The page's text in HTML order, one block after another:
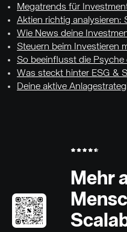
Megatrends für
Aktien richtig analysieren:
Wie News deine
Steuern beim Investieren
So beeinflusst die Psyche
Was steckt hinter ESG &
Deine aktive
Mehr